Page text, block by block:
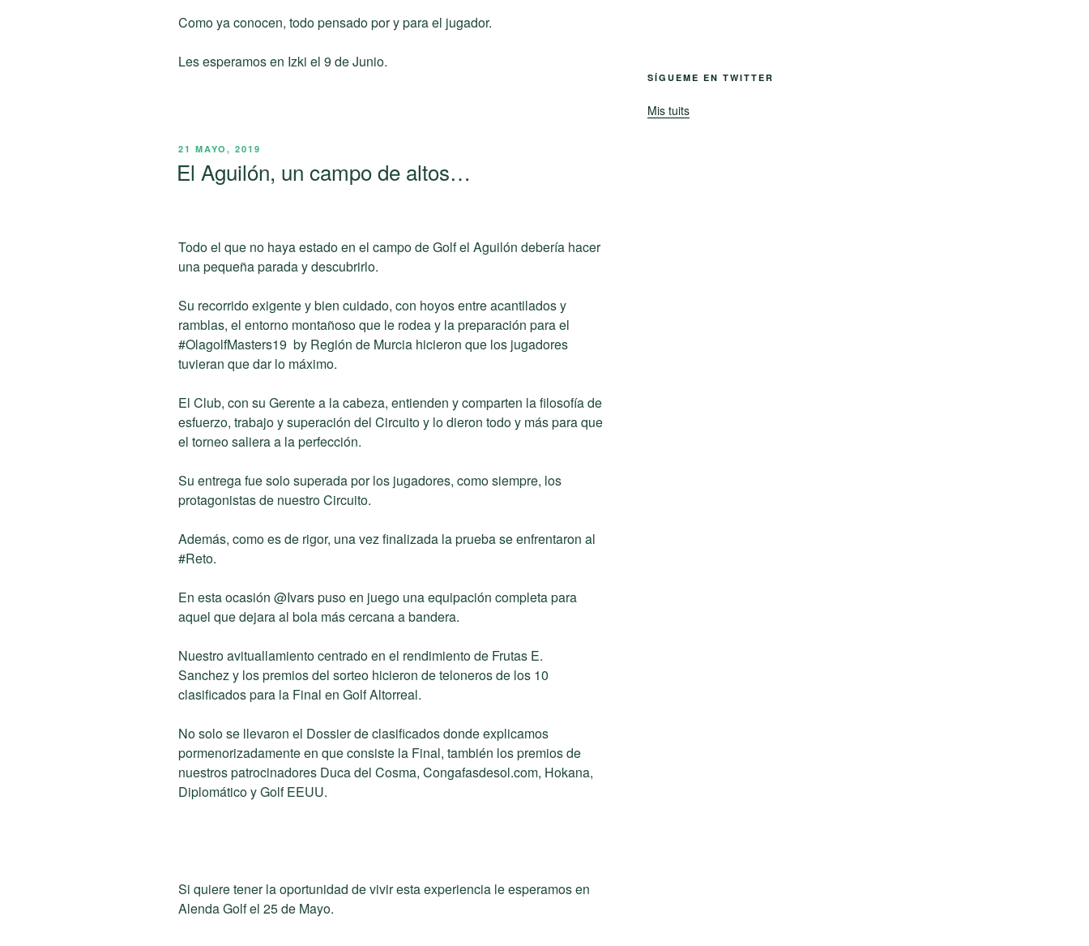
Como ya conocen, todo pensado por y para el jugador.
Les esperamos en Izki el 9 de Junio.
PUBLICADO
21 MAYO, 2019
El Aguilón, un campo de altos…
Todo el que no haya estado en el campo de Golf el Aguilón debería hacer
una pequeña parada y descubrirlo.
Su recorrido exigente y bien cuidado, con hoyos entre acantilados y
ramblas, el entorno montañoso que le rodea y la preparación para el
#OlagolfMasters19 by Región de Murcia hicieron que los jugadores
tuvieran que dar lo máximo.
El Club, con su Gerente a la cabeza, entienden y comparten la filosofía de
esfuerzo, trabajo y superación del Circuito y lo dieron todo y más para que
el torneo saliera a la perfección.
Su entrega fue solo superada por los jugadores, como siempre, los
protagonistas de nuestro Circuito.
Además, como es de rigor, una vez finalizada la prueba se enfrentaron al
#Reto.
En esta ocasión @Ivars puso en juego una equipación completa para
aquel que dejara al bola más cercana a bandera.
Nuestro avituallamiento centrado en el rendimiento de Frutas E.
Sanchez y los premios del sorteo hicieron de teloneros de los 10
clasificados para la Final en Golf Altorreal.
No solo se llevaron el Dossier de clasificados donde explicamos
pormenorizadamente en que consiste la Final, también los premios de
nuestros patrocinadores Duca del Cosma, Congafasdesol.com, Hokana,
Diplomático y Golf EEUU.
Si quiere tener la oportunidad de vivir esta experiencia le esperamos en
Alenda Golf el 25 de Mayo.
SÍGUEME EN TWITTER
Mis tuits